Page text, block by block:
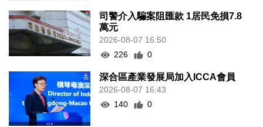
司警介入騙案阻匯款 1居民免損7.8
萬元
2026-08-07 16:50
226
0
深合區產業發展局加入ICCA會員
2026-08-07 16:43
140
0